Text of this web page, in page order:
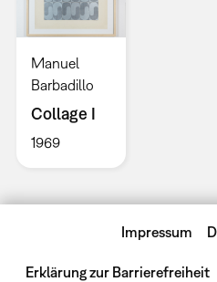
Manuel
Barbadillo
Collage I
1969
Impressum
Erklärung zur Barrierefreiheit